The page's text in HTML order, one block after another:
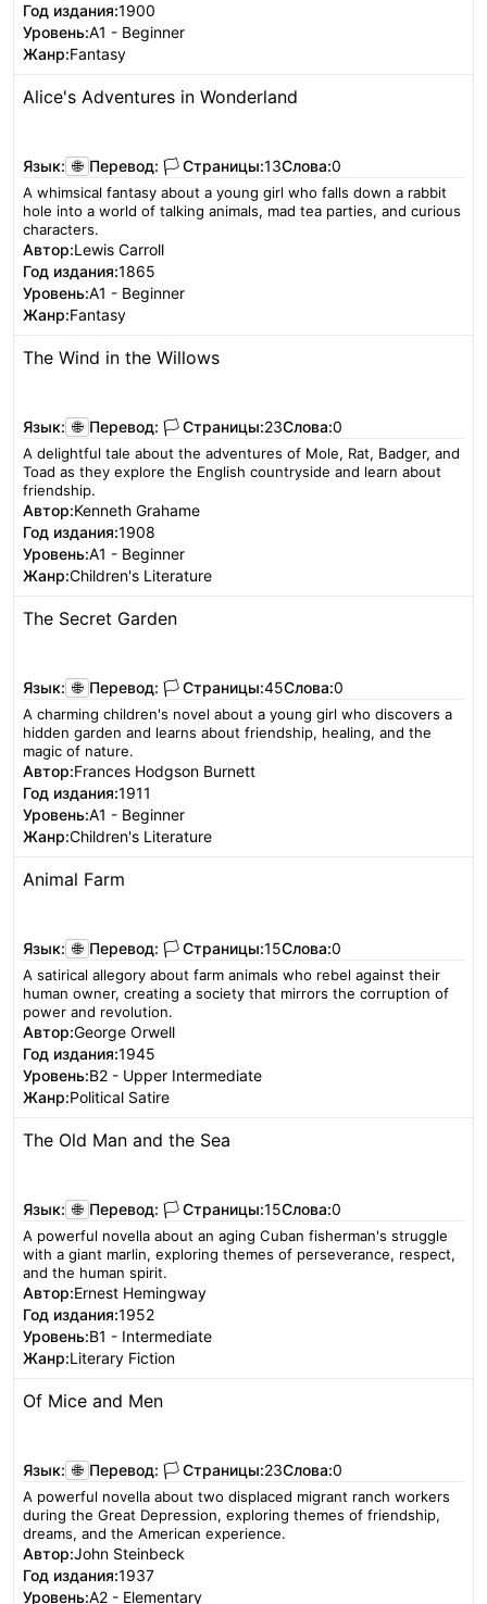
Год издания:1900
Уровень:A1 - Beginner
Жанр:Fantasy
Alice's Adventures in Wonderland
Язык: 🌐 Перевод: 🏳️ Страницы:13Слова:0
A whimsical fantasy about a young girl who falls down a rabbit
hole into a world of talking animals, mad tea parties, and curious
characters.
Автор:Lewis Carroll
Год издания:1865
Уровень:A1 - Beginner
Жанр:Fantasy
The Wind in the Willows
Язык: 🌐 Перевод: 🏳️ Страницы:23Слова:0
A delightful tale about the adventures of Mole, Rat, Badger, and
Toad as they explore the English countryside and learn about
friendship.
Автор:Kenneth Grahame
Год издания:1908
Уровень:A1 - Beginner
Жанр:Children's Literature
The Secret Garden
Язык: 🌐 Перевод: 🏳️ Страницы:45Слова:0
A charming children's novel about a young girl who discovers a
hidden garden and learns about friendship, healing, and the
magic of nature.
Автор:Frances Hodgson Burnett
Год издания:1911
Уровень:A1 - Beginner
Жанр:Children's Literature
Animal Farm
Язык: 🌐 Перевод: 🏳️ Страницы:15Слова:0
A satirical allegory about farm animals who rebel against their
human owner, creating a society that mirrors the corruption of
power and revolution.
Автор:George Orwell
Год издания:1945
Уровень:B2 - Upper Intermediate
Жанр:Political Satire
The Old Man and the Sea
Язык: 🌐 Перевод: 🏳️ Страницы:15Слова:0
A powerful novella about an aging Cuban fisherman's struggle
with a giant marlin, exploring themes of perseverance, respect,
and the human spirit.
Автор:Ernest Hemingway
Год издания:1952
Уровень:B1 - Intermediate
Жанр:Literary Fiction
Of Mice and Men
Язык: 🌐 Перевод: 🏳️ Страницы:23Слова:0
A powerful novella about two displaced migrant ranch workers
during the Great Depression, exploring themes of friendship,
dreams, and the American experience.
Автор:John Steinbeck
Год издания:1937
Уровень:A2 - Elementary